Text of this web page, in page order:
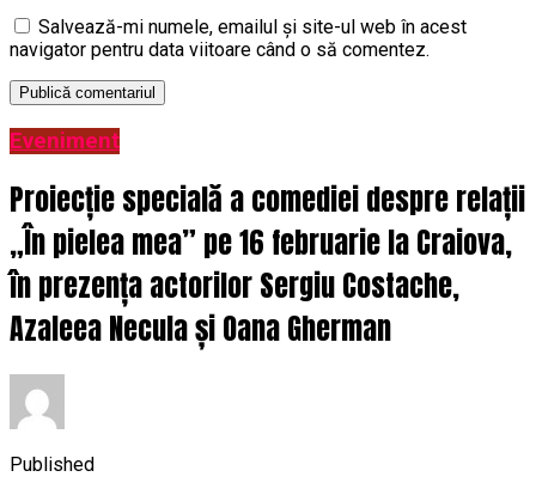
Salvează-mi numele, emailul și site-ul web în acest
navigator pentru data viitoare când o să comentez.
Eveniment
Proiecție specială a comediei despre relații
„În pielea mea” pe 16 februarie la Craiova,
în prezența actorilor Sergiu Costache,
Azaleea Necula și Oana Gherman
Published